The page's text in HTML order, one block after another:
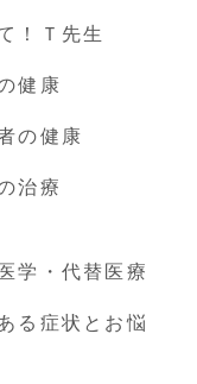
！Ｔ先生
健康
の健康
治療
学・代替医療
る症状とお悩